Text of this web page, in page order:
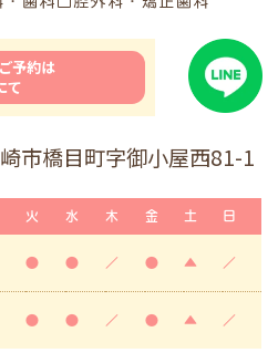
予約は
て
市橋目町字御小屋西81-1
火 水 木 金 土 日
● ● ／ ● ▲ ／
● ● ／ ● ▲ ／